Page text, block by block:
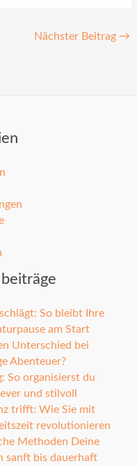
Nächster Beitrag →
So bleibt Ihre
am Start
Unterschied bei
Abenteuer?
So organisierst du
und stilvoll
trifft: Wie Sie mit
revolutionieren
Methoden Deine
sanft bis dauerhaft